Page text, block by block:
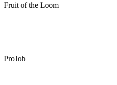
Fruit of the Loom
ProJob